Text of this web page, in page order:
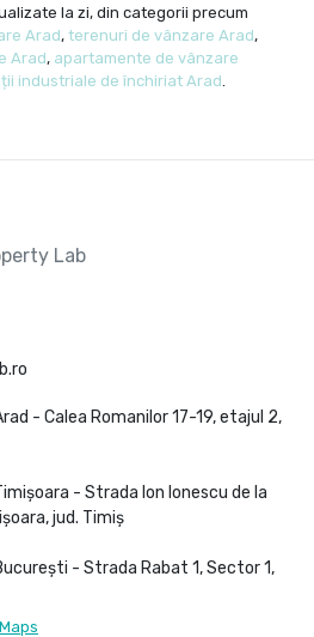
la zi, din categorii precum
Arad, terenuri de vânzare Arad,
Arad, apartamente de vânzare
industriale de închiriat Arad
- Calea Romanilor 17-19, etajul 2,
- Strada Ion Ionescu de la
jud. Timiș
- Strada Rabat 1, Sector 1,